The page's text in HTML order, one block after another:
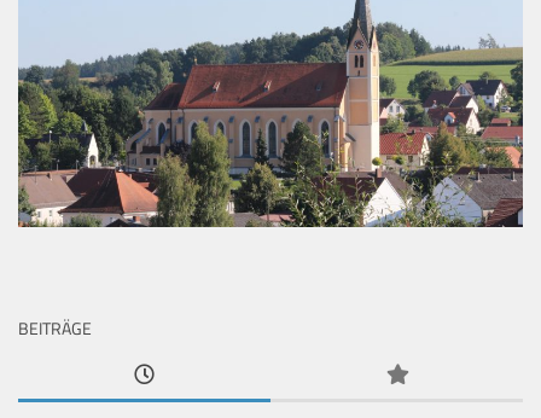
BEITRÄGE